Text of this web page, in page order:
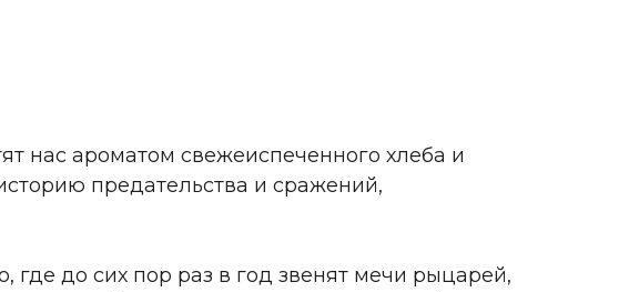
нас ароматом свежеиспеченного хлеба и
предательства и сражений,
до сих пор раз в год звенят мечи рыцарей,